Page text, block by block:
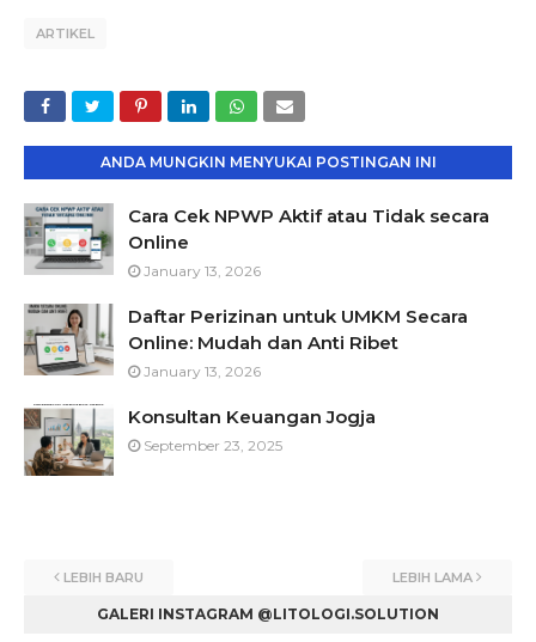
ARTIKEL
ANDA MUNGKIN MENYUKAI POSTINGAN INI
Cara Cek NPWP Aktif atau Tidak secara
Online
January 13, 2026
Daftar Perizinan untuk UMKM Secara
Online: Mudah dan Anti Ribet
January 13, 2026
Konsultan Keuangan Jogja
September 23, 2025
LEBIH BARU LEBIH LAMA
GALERI INSTAGRAM @LITOLOGI.SOLUTION